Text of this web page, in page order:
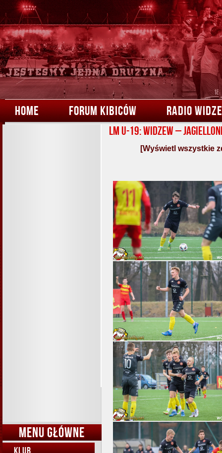
HOME FORUM KIBICÓW RADIO
MENU GŁÓWNE
KLUB
LM U-19: Widzew –
[Wyświetl wszystkie